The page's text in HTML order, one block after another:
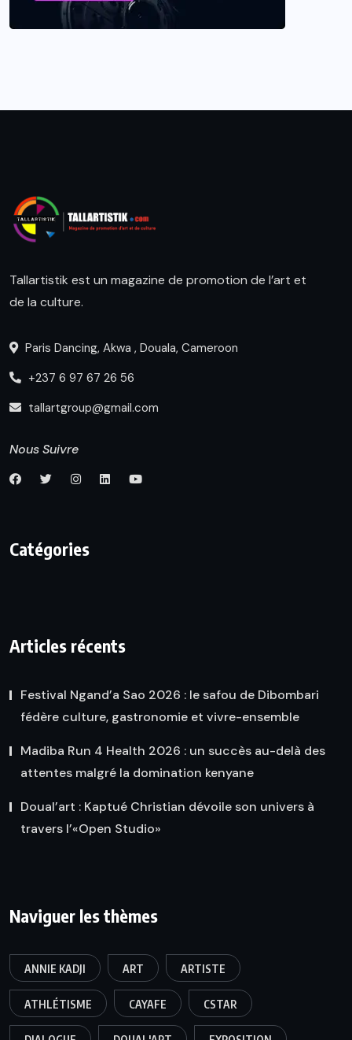
Tallartistik est un magazine de promotion de l’art et
de la culture.
Paris Dancing, Akwa , Douala, Cameroon
+237 6 97 67 26 56
tallartgroup@gmail.com
Nous Suivre
Catégories
Articles récents
Festival Ngand’a Sao 2026 : le safou de Dibombari
fédère culture, gastronomie et vivre-ensemble
Madiba Run 4 Health 2026 : un succès au-delà des
attentes malgré la domination kenyane
Doual’art : Kaptué Christian dévoile son univers à
travers l’«Open Studio»
Naviguer les thèmes
ANNIE KADJI ART ARTISTE
ATHLÉTISME CAYAFE CSTAR